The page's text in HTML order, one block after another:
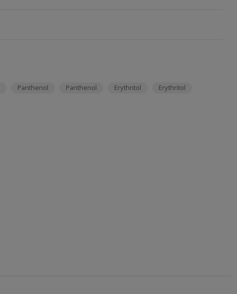
Panthenol Panthenol Erythritol Erythritol